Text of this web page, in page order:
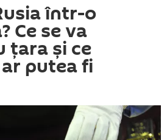
într-o
Ce se va
țara și ce
putea fi